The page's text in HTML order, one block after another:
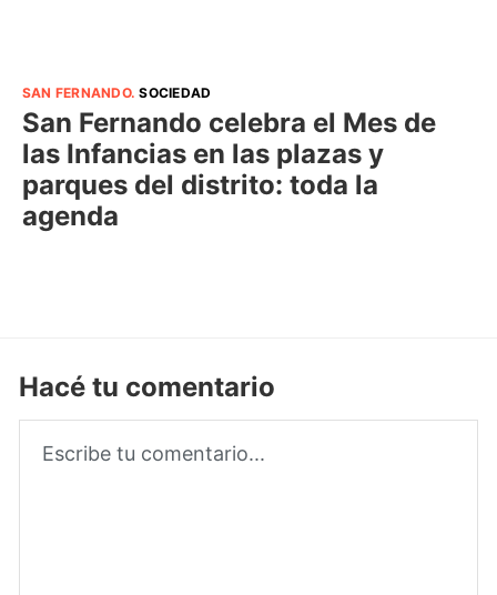
SAN FERNANDO.SOCIEDAD
San Fernando celebra el Mes de
las Infancias en las plazas y
parques del distrito: toda la
agenda
Hacé tu comentario